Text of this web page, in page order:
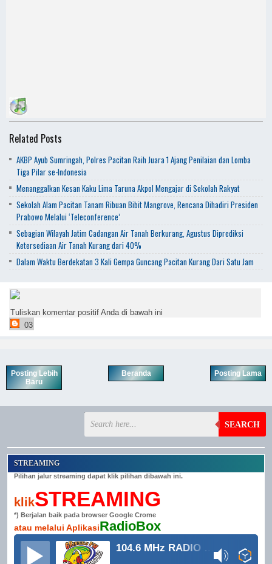
Related Posts
AKBP Ayub Sumringah, Polres Pacitan Raih Juara 1 Ajang Penilaian dan Lomba
Tiga Pilar se-Indonesia
Menanggalkan Kesan Kaku Lima Taruna Akpol Mengajar di Sekolah Rakyat
Sekolah Alam Pacitan Tanam Ribuan Bibit Mangrove, Rencana Dihadiri Presiden
Prabowo Melalui ‘Teleconference’
Sebagian Wilayah Jatim Cadangan Air Tanah Berkurang, Agustus Diprediksi
Ketersediaan Air Tanah Kurang dari 40%
Dalam Waktu Berdekatan 3 Kali Gempa Guncang Pacitan Kurang Dari Satu Jam
Tuliskan komentar positif Anda di bawah ini
03
Posting Lebih
Baru
Posting Lama
Beranda
SEARCH
STREAMING
Pilihan jalur streaming dapat klik pilihan dibawah ini.
klikSTREAMING
*) Berjalan baik pada browser Google Crome
atau melalui AplikasiRadioBox
104.6 MHz RADIO GRINDULU FM